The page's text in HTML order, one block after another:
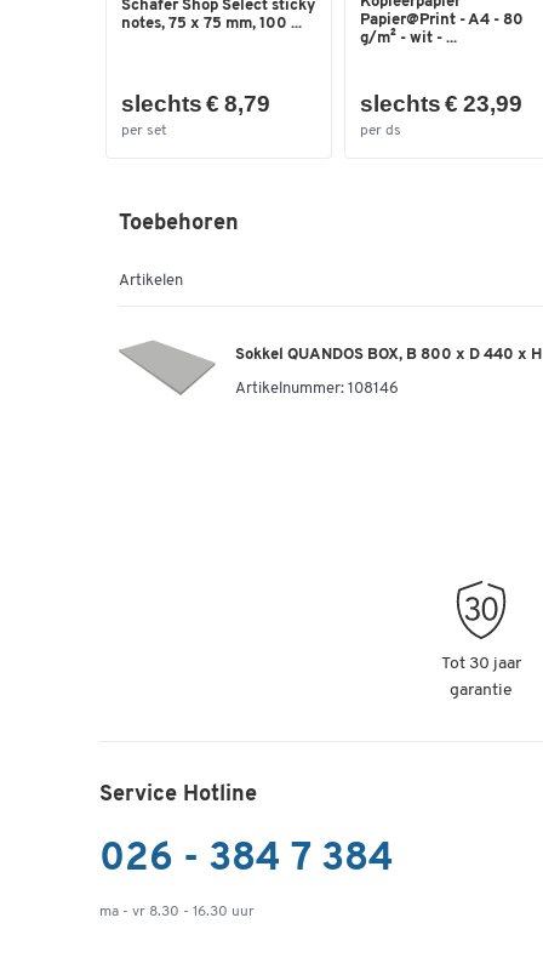
Schäfer Shop Select sticky
notes, 75 x 75 mm, 100 ...
slechts € 8,79
per set
Papier@Print - A4 - 80
g/m² - wit - ...
slechts € 23,99
per ds
Toebehoren
Artikelen
Sokkel QUANDOS BOX, B 800 x D 440 x
Artikelnummer: 108146
Tot 30 jaar
garantie
Service Hotline
026 - 384 7 384
ma - vr 8.30 - 16.30 uur